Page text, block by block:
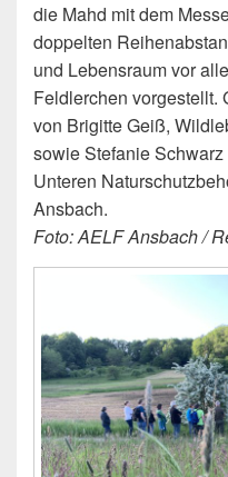
die Mahd mit dem
doppelten
und Lebensraum vor
Feldlerchen vorgestellt.
von Brigitte Geiß,
sowie Stefanie
Unteren
Ansbach.
Foto: AELF Ansbach /